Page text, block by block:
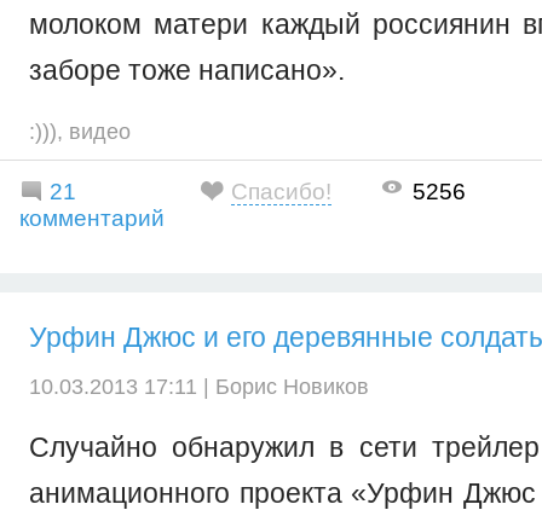
молоком матери каждый россиянин
заборе тоже написано».
:))), видео
21
комментарий
Спасибо! 5256
Урфин Джюс и его деpевянные
10.03.2013 17:11 | Борис Новиков
Случайно обнаружил в сети трейлер
анимационного проекта «Урфин